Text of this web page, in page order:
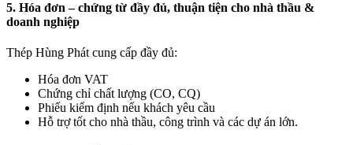
5. Hóa đơn – chứng từ đầy đủ, thuận tiện cho nhà thầu &
doanh nghiệp
Thép Hùng Phát cung cấp đầy đủ:
Hóa đơn VAT
Chứng chỉ chất lượng (CO, CQ)
Phiếu kiểm định nếu khách yêu cầu
Hỗ trợ tốt cho nhà thầu, công trình và các dự án lớn.